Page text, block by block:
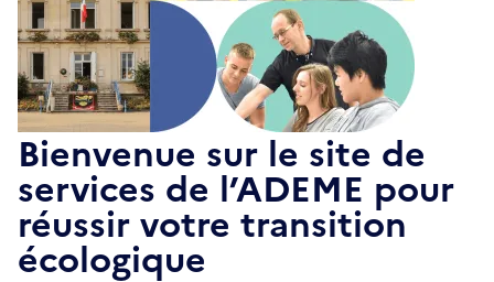
Bienvenue sur le site de
services de l’ADEME pour
réussir votre transition
écologique